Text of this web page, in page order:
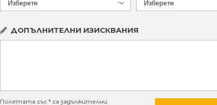
ДОПЪЛНИТЕЛНИ ИЗИСКВАНИЯ
Полетата със * са задължителни.